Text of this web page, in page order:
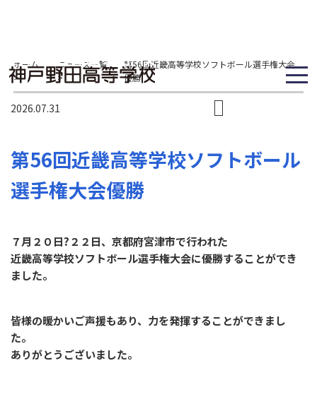
ホーム
>
ニュース一覧
>
第56回近畿高等学校ソフトボール選手権大会
優勝
2026.07.31
第56回近畿高等学校ソフトボール
選手権大会優勝
７月２０日?２２日、京都府宮津市で行われた
近畿高等学校ソフトボール選手権大会に優勝することができ
ました。
皆様の暖かいご声援もあり、力を発揮することができまし
た。
ありがとうございました。